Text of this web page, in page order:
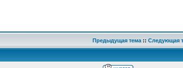
Предыдущая тема :: Следующая